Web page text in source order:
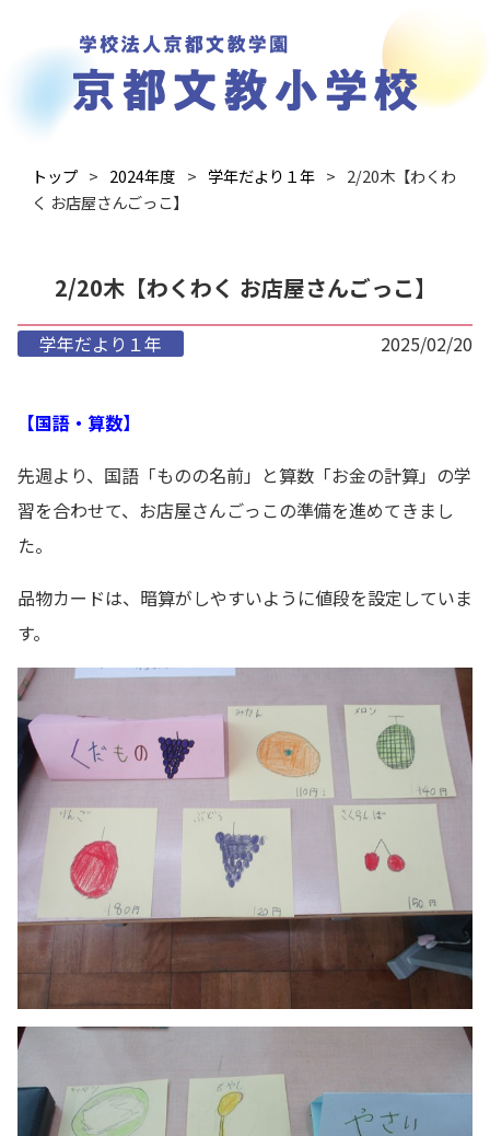
トップ 2024年度 学年だより１年
2/20木【わくわ
く お店屋さんごっこ】
2/20木【わくわく お店屋さんごっこ】
学年だより１年 2025/02/20
【国語・算数】
先週より、国語「ものの名前」と算数「お金の計算」の学
習を合わせて、お店屋さんごっこの準備を進めてきまし
た。
品物カードは、暗算がしやすいように値段を設定していま
す。